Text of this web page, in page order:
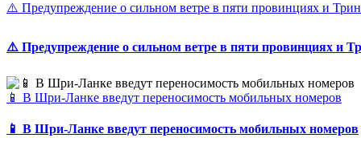
⚠️ Предупреждение о сильном ветре в пяти провинциях и
⚠️ Предупреждение о сильном ветре в пяти провинциях и
📱 В Шри-Ланке введут переносимость мобильных номеров
📱 В Шри-Ланке введут переносимость мобильных номеров